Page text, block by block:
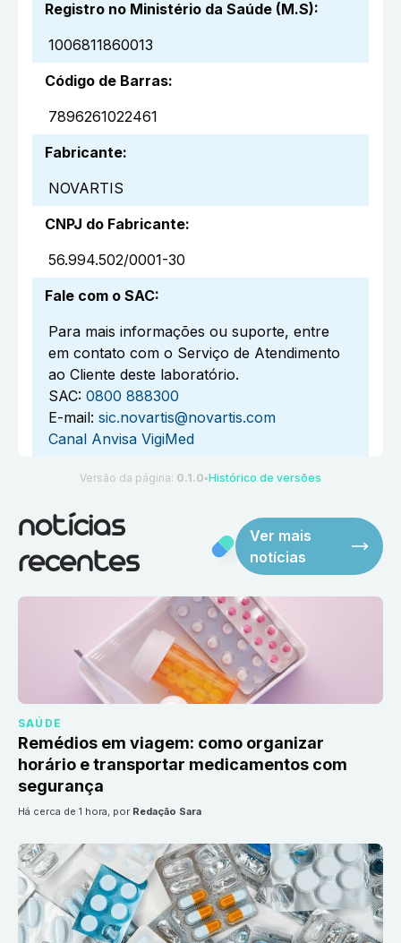
Registro no Ministério da Saúde (M.S):
1006811860013
Código de Barras:
7896261022461
Fabricante:
NOVARTIS
CNPJ do Fabricante:
56.994.502/0001-30
Fale com o SAC:
Para mais informações ou suporte, entre
em contato com o Serviço de Atendimento
ao Cliente deste laboratório.
SAC: 0800 888300
E-mail: sic.novartis@novartis.com
Canal Anvisa VigiMed
Versão da página: 0.1.0 ●Histórico de versões
notícias
recentes
Ver mais
notícias
SAÚDE
Remédios em viagem: como organizar
horário e transportar medicamentos com
segurança
há cerca de 1 hora, por Redação Sara